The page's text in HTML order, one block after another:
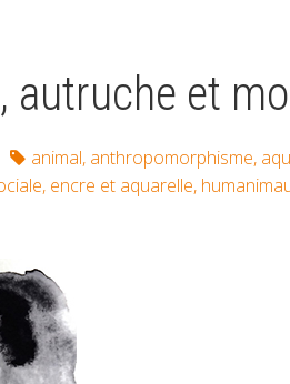
et
animal, anthropomorphisme,
, encre et aquarelle,